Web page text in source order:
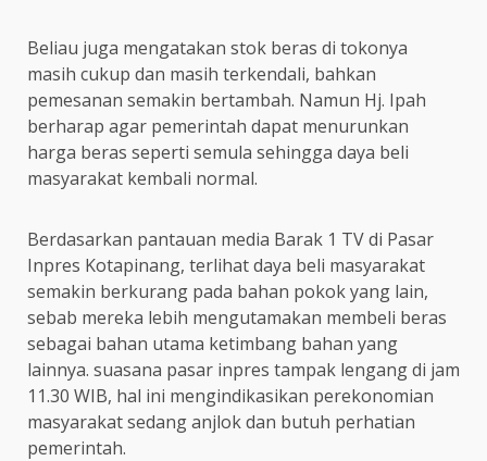
Beliau juga mengatakan stok beras di tokonya
masih cukup dan masih terkendali, bahkan
pemesanan semakin bertambah. Namun Hj. Ipah
berharap agar pemerintah dapat menurunkan
harga beras seperti semula sehingga daya beli
masyarakat kembali normal.
Berdasarkan pantauan media Barak 1 TV di Pasar
Inpres Kotapinang, terlihat daya beli masyarakat
semakin berkurang pada bahan pokok yang lain,
sebab mereka lebih mengutamakan membeli beras
sebagai bahan utama ketimbang bahan yang
lainnya. suasana pasar inpres tampak lengang di jam
11.30 WIB, hal ini mengindikasikan perekonomian
masyarakat sedang anjlok dan butuh perhatian
pemerintah.